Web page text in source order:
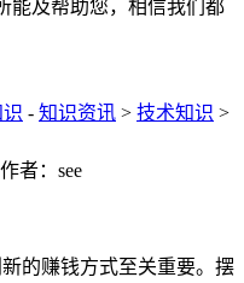
能及帮助您，相信我们都
- 知识资讯 > 技术知识 >
者：see
的赚钱方式至关重要。摆